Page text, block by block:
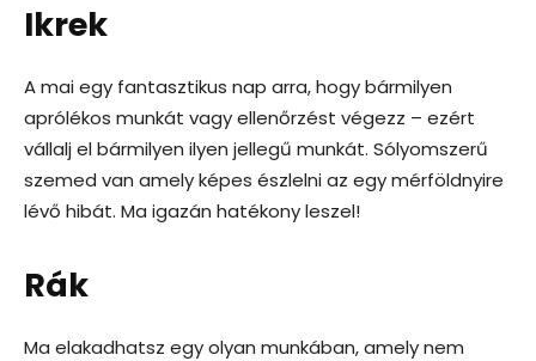
Ikrek
A mai egy fantasztikus nap arra, hogy bármilyen
aprólékos munkát vagy ellenőrzést végezz – ezért
vállalj el bármilyen ilyen jellegű munkát. Sólyomszerű
szemed van amely képes észlelni az egy mérföldnyire
lévő hibát. Ma igazán hatékony leszel!
Rák
Ma elakadhatsz egy olyan munkában, amely nem